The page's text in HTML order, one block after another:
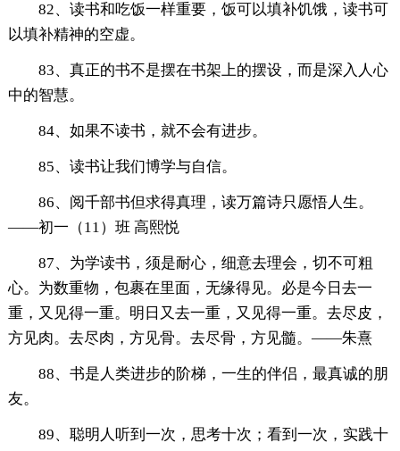
82、读书和吃饭一样重要，饭可以填补饥饿，读书可
以填补精神的空虚。
83、真正的书不是摆在书架上的摆设，而是深入人心
中的智慧。
84、如果不读书，就不会有进步。
85、读书让我们博学与自信。
86、阅千部书但求得真理，读万篇诗只愿悟人生。
——初一（11）班 高熙悦
87、为学读书，须是耐心，细意去理会，切不可粗
心。为数重物，包裹在里面，无缘得见。必是今日去一
重，又见得一重。明日又去一重，又见得一重。去尽皮，
方见肉。去尽肉，方见骨。去尽骨，方见髓。——朱熹
88、书是人类进步的阶梯，一生的伴侣，最真诚的朋
友。
89、聪明人听到一次，思考十次；看到一次，实践十